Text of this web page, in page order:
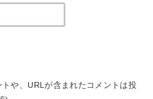
や、URLが含まれたコメントは投